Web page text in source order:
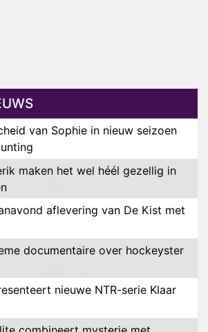
van Sophie in nieuw seizoen
maken het wel héél gezellig in
aflevering van De Kist met
documentaire over hockeyster
nieuwe NTR-serie Klaar